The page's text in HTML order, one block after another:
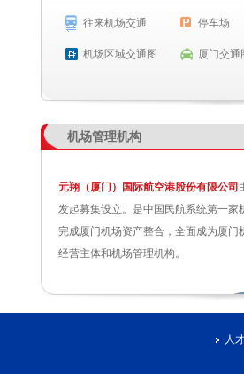
往来机场交通 停车场
机场区域交通图 厦门交通
机场管理机构
元翔（厦门）国际航空港股份有限公司
发起募集设立。是中国民航系统第一家
完成厦门机场资产整合，全面成为厦门
经营主体和机场管理机构。
人